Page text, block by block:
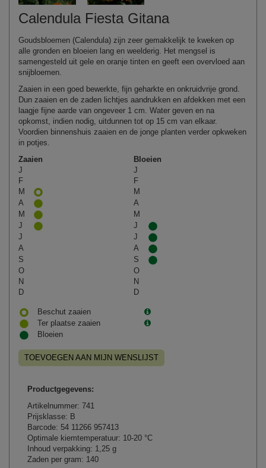
Calendula Fiesta Gitana
Goudsbloemen (Calendula) zijn zeer gemakkelijk te kweken op
alle gronden en bloeien lang en weelderig. Het mengsel is
samengesteld uit gele en oranje tinten en geeft een overvloed aan
snijbloemen.
Zaaien in een goed bewerkte, fijn geharkte en onkruidvrije grond.
Dun zaaien en de zaden lichtjes aandrukken en afdekken met een
laagje fijne aarde van ongeveer 1 cm. Water geven en na
opkomst, indien nodig, uitdunnen tot op 15 cm van elkaar.
Voordien binnenshuis zaaien en de jonge planten verder opkweken
in potjes.
Zaaien
Bloeien
J
J
F
F
M
M
A
A
M
M
J
J
J
J
A
A
S
S
O
O
N
N
D
D
Beschut zaaien
Ter plaatse zaaien
Bloeien
TOEVOEGEN AAN MIJN WENSLIJST
Productgegevens:
Artikelnummer: 741
Prijsklasse: B
Barcode: 54 11266 957413
Optimale kiemtemperatuur: 10-20 °C
Inhoud verpakking: 1,25 g
Zaden per gram: 140